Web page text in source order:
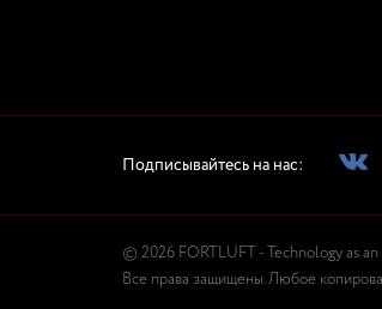
Подписывайтесь на нас:
© 2026 FORTLUFT - Technology as an
Все права защищены. Любое